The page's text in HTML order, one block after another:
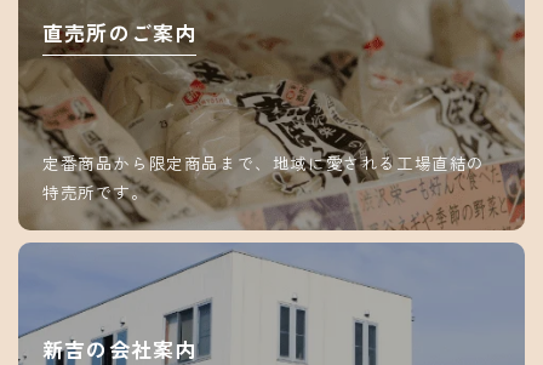
直売所のご案内
定番商品から限定商品まで、地域に愛される工場直結の
特売所です。
新吉の会社案内